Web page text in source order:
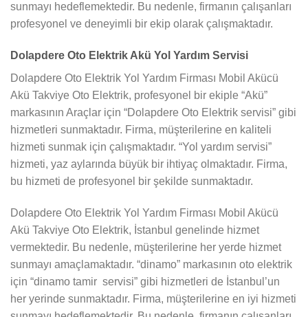
sunmayı hedeflemektedir. Bu nedenle, firmanın çalışanları
profesyonel ve deneyimli bir ekip olarak çalışmaktadır.
Dolapdere Oto Elektrik Akü Yol Yardım Servisi
Dolapdere Oto Elektrik Yol Yardım Firması Mobil Akücü
Akü Takviye Oto Elektrik, profesyonel bir ekiple “Akü”
markasının Araçlar için “Dolapdere Oto Elektrik servisi” gibi
hizmetleri sunmaktadır. Firma, müşterilerine en kaliteli
hizmeti sunmak için çalışmaktadır. “Yol yardım servisi”
hizmeti, yaz aylarında büyük bir ihtiyaç olmaktadır. Firma,
bu hizmeti de profesyonel bir şekilde sunmaktadır.
Dolapdere Oto Elektrik Yol Yardım Firması Mobil Akücü
Akü Takviye Oto Elektrik, İstanbul genelinde hizmet
vermektedir. Bu nedenle, müşterilerine her yerde hizmet
sunmayı amaçlamaktadır. “dinamo” markasının oto elektrik
için “dinamo tamir servisi” gibi hizmetleri de İstanbul’un
her yerinde sunmaktadır. Firma, müşterilerine en iyi hizmeti